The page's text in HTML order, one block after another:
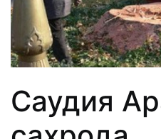
Саудия